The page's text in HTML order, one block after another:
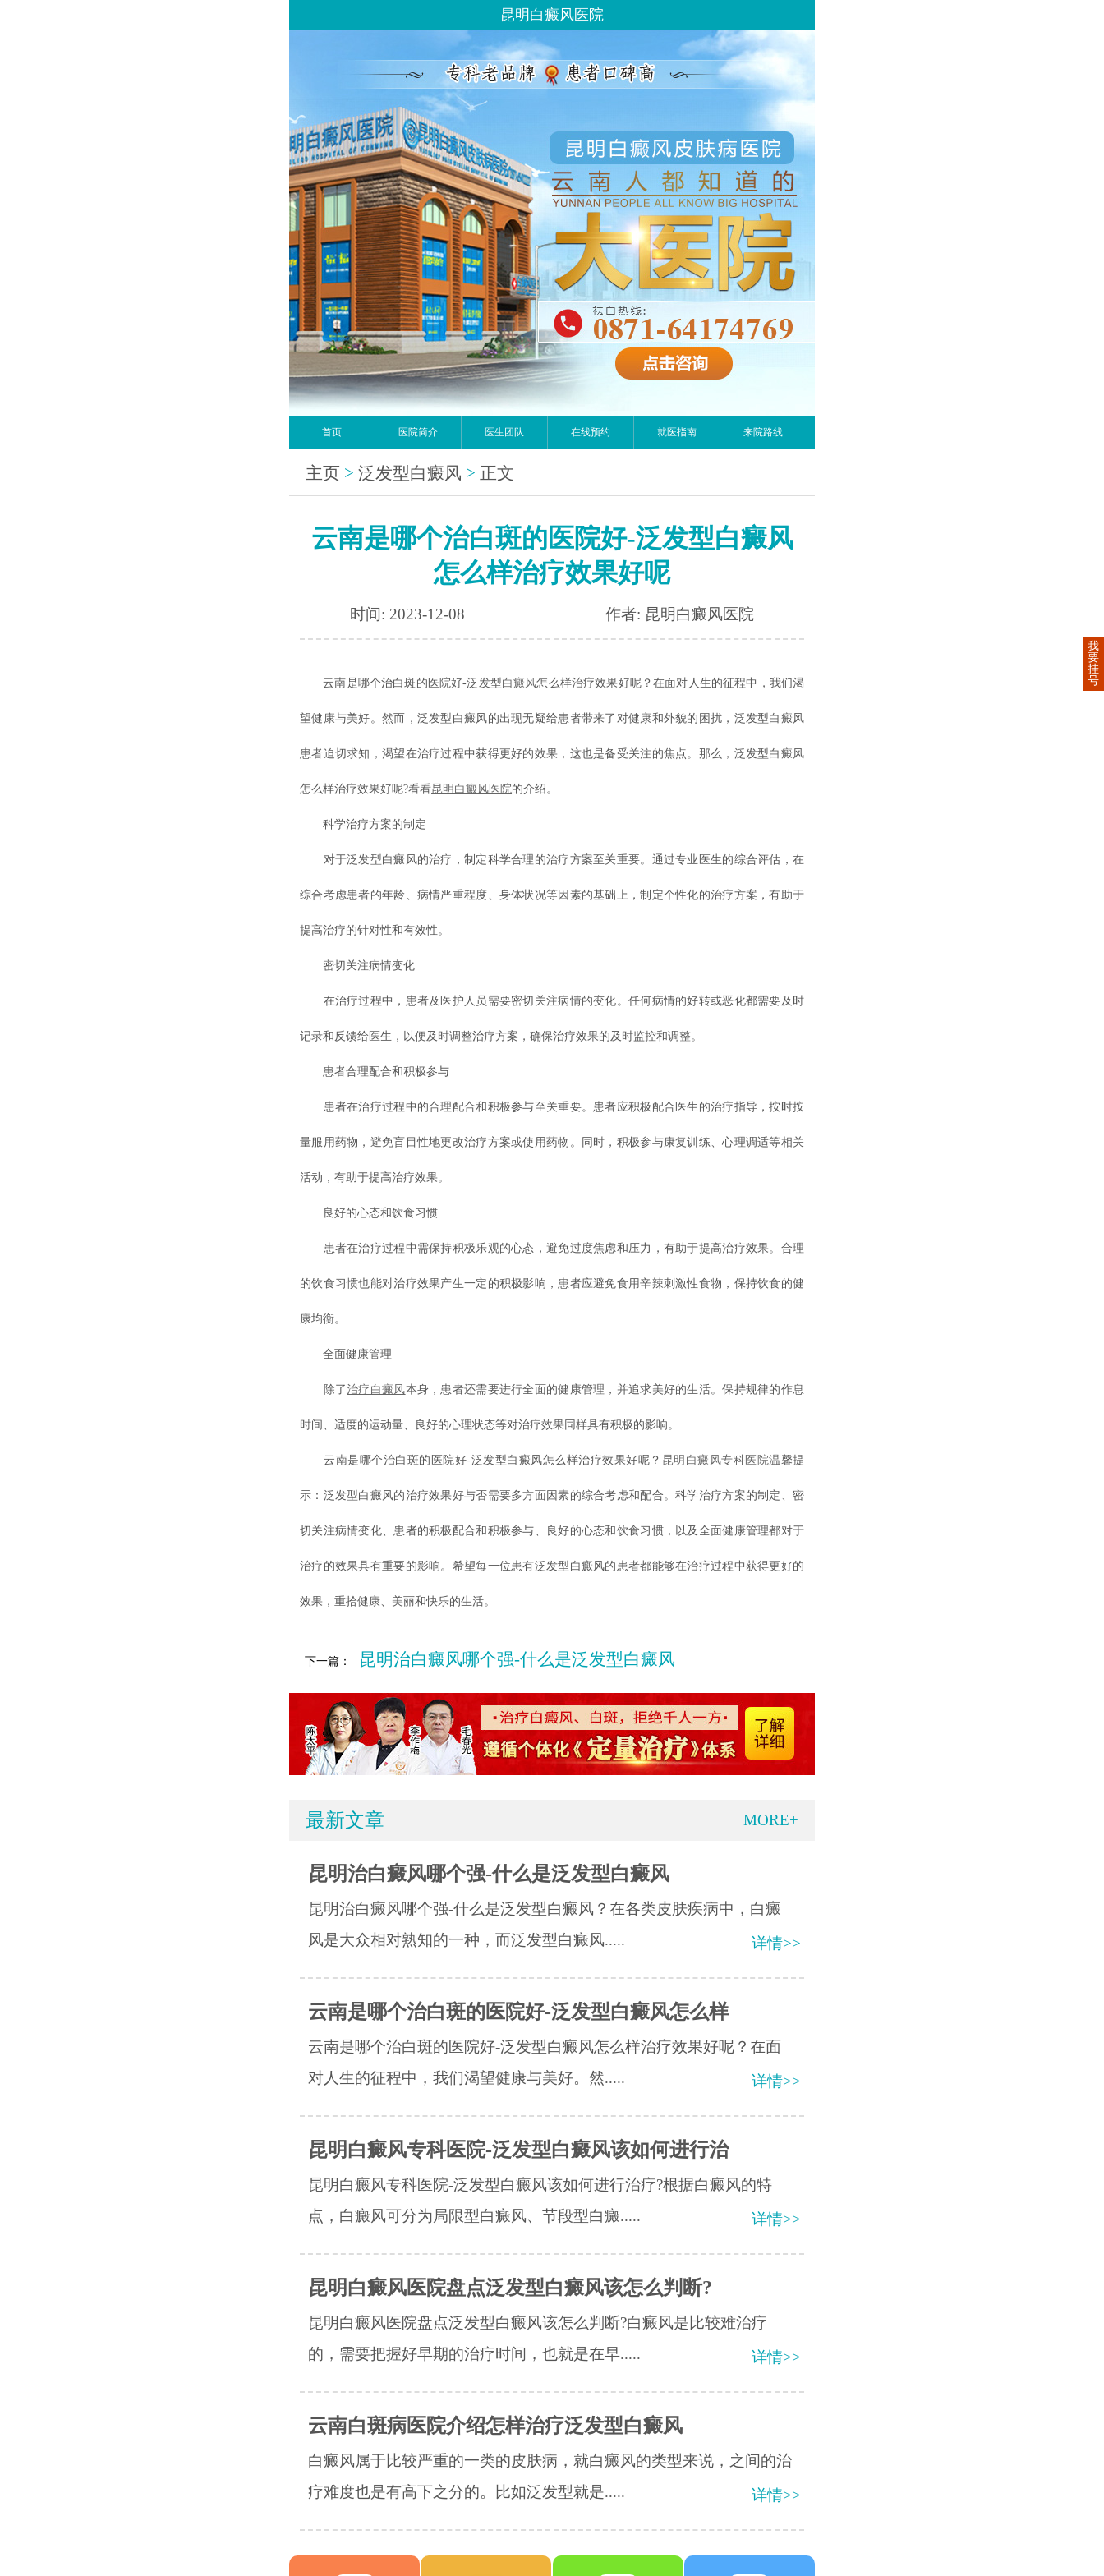
昆明白癜风医院
首页 医院简介 医生团队 在线预约 就医指南 来院路线
主页 > 泛发型白癜风 > 正文
云南是哪个治白斑的医院好-泛发型白癜风
怎么样治疗效果好呢
时间: 2023-12-08 作者: 昆明白癜风医院
云南是哪个治白斑的医院好-泛发型白癜风怎么样治疗效果好呢？在面对人生的征程中，我们渴
望健康与美好。然而，泛发型白癜风的出现无疑给患者带来了对健康和外貌的困扰，泛发型白癜风
患者迫切求知，渴望在治疗过程中获得更好的效果，这也是备受关注的焦点。那么，泛发型白癜风
怎么样治疗效果好呢?看看昆明白癜风医院的介绍。
科学治疗方案的制定
对于泛发型白癜风的治疗，制定科学合理的治疗方案至关重要。通过专业医生的综合评估，在
综合考虑患者的年龄、病情严重程度、身体状况等因素的基础上，制定个性化的治疗方案，有助于
提高治疗的针对性和有效性。
密切关注病情变化
在治疗过程中，患者及医护人员需要密切关注病情的变化。任何病情的好转或恶化都需要及时
记录和反馈给医生，以便及时调整治疗方案，确保治疗效果的及时监控和调整。
患者合理配合和积极参与
患者在治疗过程中的合理配合和积极参与至关重要。患者应积极配合医生的治疗指导，按时按
量服用药物，避免盲目性地更改治疗方案或使用药物。同时，积极参与康复训练、心理调适等相关
活动，有助于提高治疗效果。
良好的心态和饮食习惯
患者在治疗过程中需保持积极乐观的心态，避免过度焦虑和压力，有助于提高治疗效果。合理
的饮食习惯也能对治疗效果产生一定的积极影响，患者应避免食用辛辣刺激性食物，保持饮食的健
康均衡。
全面健康管理
除了治疗白癜风本身，患者还需要进行全面的健康管理，并追求美好的生活。保持规律的作息
时间、适度的运动量、良好的心理状态等对治疗效果同样具有积极的影响。
云南是哪个治白斑的医院好-泛发型白癜风怎么样治疗效果好呢？ 昆明白癜风专科医院温馨提
示：泛发型白癜风的治疗效果好与否需要多方面因素的综合考虑和配合。科学治疗方案的制定、密
切关注病情变化、患者的积极配合和积极参与、良好的心态和饮食习惯，以及全面健康管理都对于
治疗的效果具有重要的影响。希望每一位患有泛发型白癜风的患者都能够在治疗过程中获得更好的
效果，重拾健康、美丽和快乐的生活。
下一篇： 昆明治白癜风哪个强-什么是泛发型白癜风
最新文章 MORE+
昆明治白癜风哪个强-什么是泛发型白癜风
昆明治白癜风哪个强-什么是泛发型白癜风？在各类皮肤疾病中，白癜
风是大众相对熟知的一种，而泛发型白癜风.....
详情>>
云南是哪个治白斑的医院好-泛发型白癜风怎么样
云南是哪个治白斑的医院好-泛发型白癜风怎么样治疗效果好呢？在面
对人生的征程中，我们渴望健康与美好。然.....
详情>>
昆明白癜风专科医院-泛发型白癜风该如何进行治
昆明白癜风专科医院-泛发型白癜风该如何进行治疗?根据白癜风的特
点，白癜风可分为局限型白癜风、节段型白癜.....
详情>>
昆明白癜风医院盘点泛发型白癜风该怎么判断?
昆明白癜风医院盘点泛发型白癜风该怎么判断?白癜风是比较难治疗
的，需要把握好早期的治疗时间，也就是在早.....
详情>>
云南白斑病医院介绍怎样治疗泛发型白癜风
白癜风属于比较严重的一类的皮肤病，就白癜风的类型来说，之间的治
疗难度也是有高下之分的。比如泛发型就是.....
详情>>
我
要
挂
号